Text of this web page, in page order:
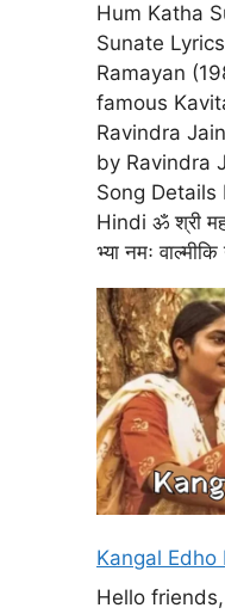
Hum Katha
Sunate
Ramayan
famous
Ravindra
by Ravindra
Song Details
Hindi ॐ श्री
भ्या नमः
Kangal Edho
Hello